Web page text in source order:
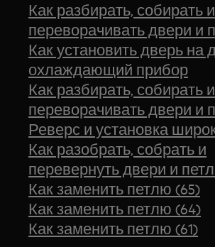
Как разбирать, собирать и
переворачивать двери и
Как установить дверь на
охлаждающий прибор
Как разбирать, собирать и
переворачивать двери и
Реверс и установка
Как разобрать, собрать и
перевернуть двери и
Как заменить петлю (65)
Как заменить петлю (64)
Как заменить петлю (61)